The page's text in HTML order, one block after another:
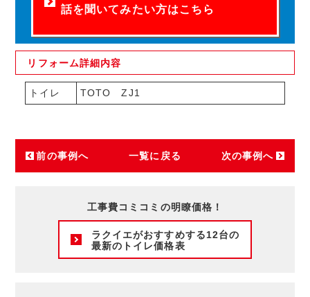
話を聞いてみたい方はこちら
リフォーム詳細内容
トイレ TOTO ZJ1
前の事例へ 一覧に戻る 次の事例へ
工事費コミコミの明瞭価格！
ラクイエがおすすめする12台の
最新のトイレ価格表